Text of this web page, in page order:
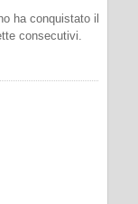
ha conquistato il
consecutivi.